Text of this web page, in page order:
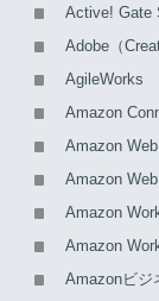
【参考】
「楽々ワークフ
【注意】
楽々ワー
Active! Gate
Adobe（
AgileWorks
Amazon
Amazon
Amazon
Amazon
Amazon
Amazonビジ